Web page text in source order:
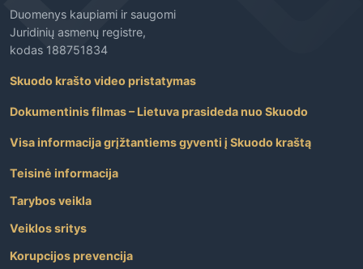
Duomenys kaupiami ir saugomi
Juridinių asmenų registre,
kodas 188751834
Skuodo krašto video pristatymas
Dokumentinis filmas – Lietuva prasideda nuo Skuodo
Visa informacija grįžtantiems gyventi į Skuodo kraštą
Teisinė informacija
Tarybos veikla
Veiklos sritys
Korupcijos prevencija